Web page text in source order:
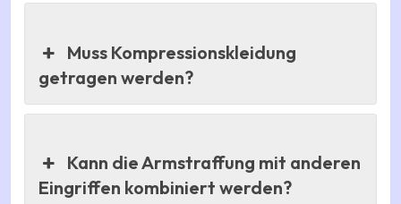
Muss Kompressionskleidung
getragen werden?
Kann die Armstraffung mit anderen
Eingriffen kombiniert werden?